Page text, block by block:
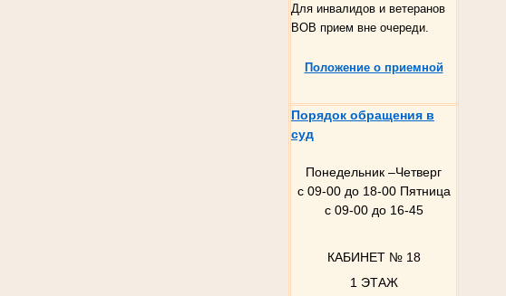
Для инвалидов и ветеранов
ВОВ прием вне очереди.
Положение о приемной
Порядок обращения в
суд
Понедельник –Четверг
с 09-00 до 18-00 Пятница
с 09-00 до 16-45
КАБИНЕТ № 18
1 ЭТАЖ